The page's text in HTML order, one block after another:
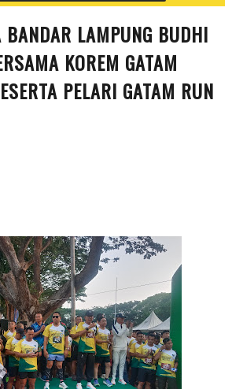
BANDAR LAMPUNG BUDHI
KOREM GATAM
PELARI GATAM RUN